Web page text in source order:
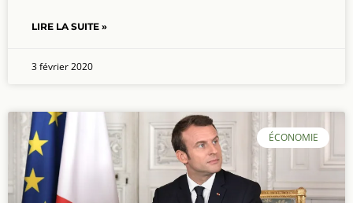
LIRE LA SUITE »
3 février 2020
ÉCONOMIE